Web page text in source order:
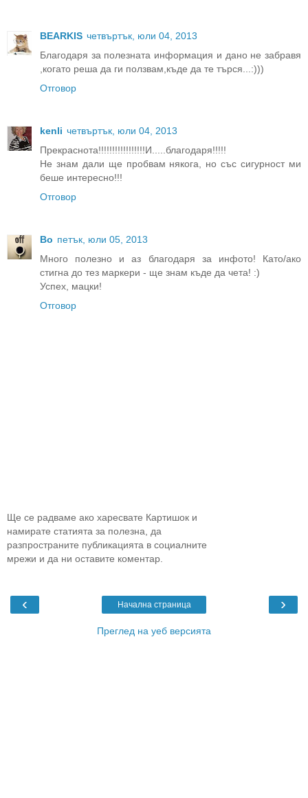
BEARKIS четвъртък, юли 04, 2013
Благодаря за полезната информация и дано не забравя
,когато реша да ги ползвам,къде да те търся...:)))
Отговор
kenli четвъртък, юли 04, 2013
Прекраснота!!!!!!!!!!!!!!!!!И.....благодаря!!!!!
Не знам дали ще пробвам някога, но със сигурност ми
беше интересно!!!
Отговор
Bo петък, юли 05, 2013
Много полезно и аз благодаря за инфото! Като/ако
стигна до тез маркери - ще знам къде да чета! :)
Успех, мацки!
Отговор
Ще се радваме ако харесвате Картишок и
намирате статията за полезна, да
разпространите публикацията в социалните
мрежи и да ни оставите коментар.
‹ ›
Начална страница
Преглед на уеб версията